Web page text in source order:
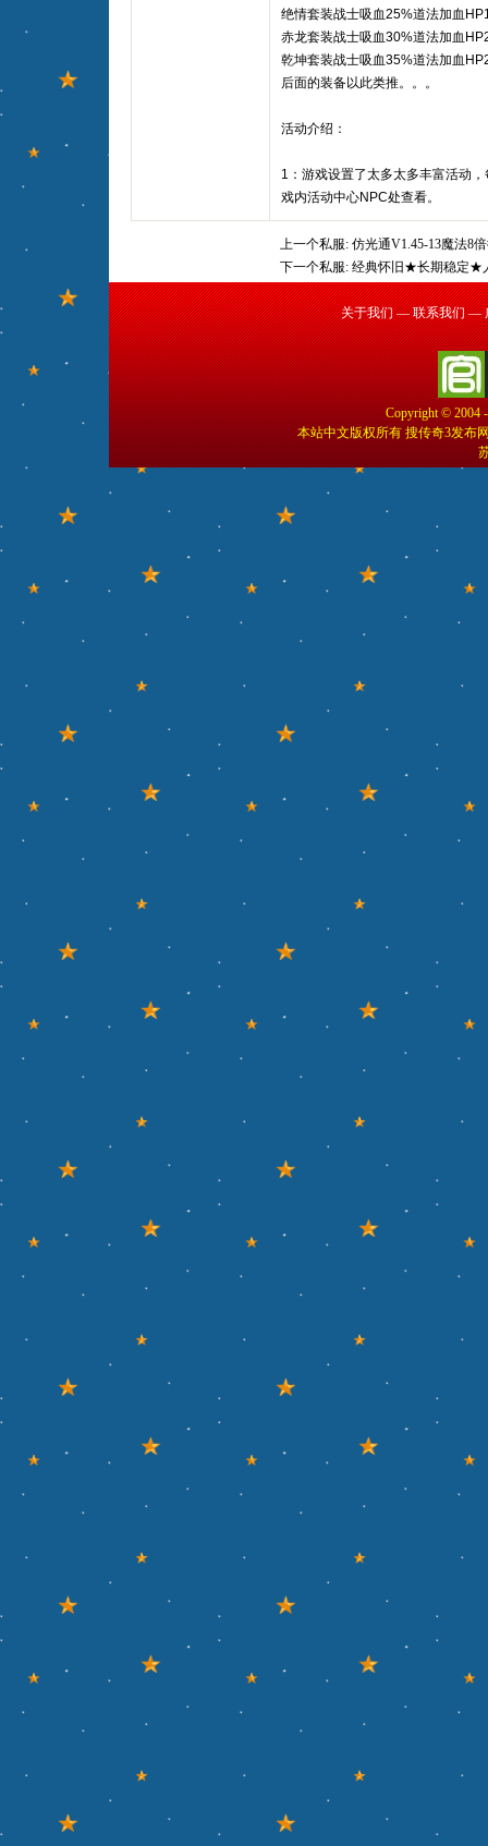
绝情套装战士吸血25%道法加血
赤龙套装战士吸血30%道法加血
乾坤套装战士吸血35%道法加血
后面的装备以此类推。。。
活动介绍：
1：游戏设置了太多太多丰富活动
戏内活动中心NPC处查看。
上一个私服: 仿光通V1.45-13魔法8
下一个私服: 经典怀旧★长期稳定★
关于我们 — 联系我们 —
Copyright © 2004
本站中文版权所有 搜传奇3发布